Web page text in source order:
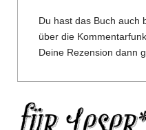
Du hast das Buch auch
über die
Deine Rezension dann